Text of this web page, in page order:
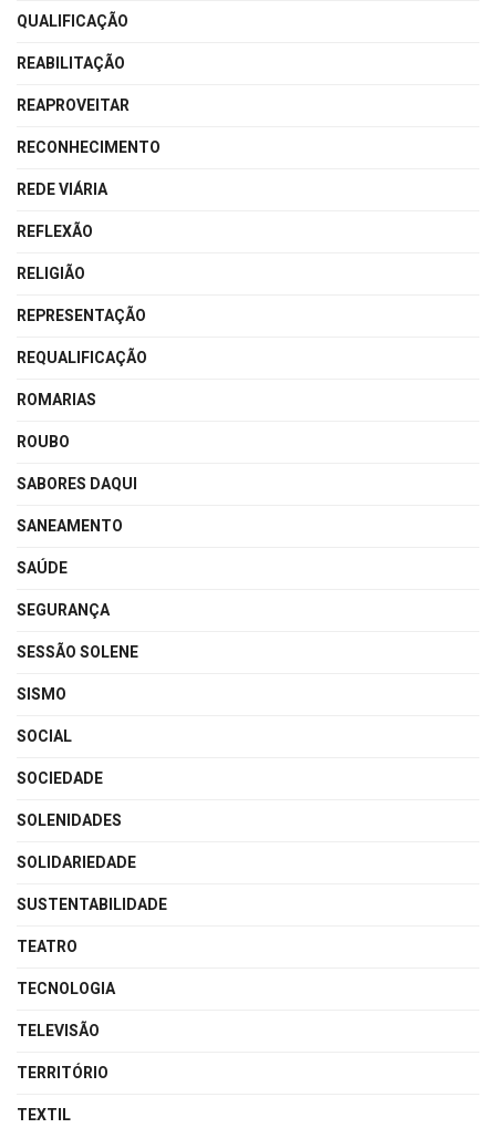
QUALIFICAÇÃO
REABILITAÇÃO
REAPROVEITAR
RECONHECIMENTO
REDE VIÁRIA
REFLEXÃO
RELIGIÃO
REPRESENTAÇÃO
REQUALIFICAÇÃO
ROMARIAS
ROUBO
SABORES DAQUI
SANEAMENTO
SAÚDE
SEGURANÇA
SESSÃO SOLENE
SISMO
SOCIAL
SOCIEDADE
SOLENIDADES
SOLIDARIEDADE
SUSTENTABILIDADE
TEATRO
TECNOLOGIA
TELEVISÃO
TERRITÓRIO
TEXTIL